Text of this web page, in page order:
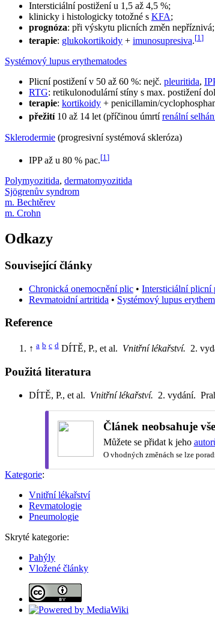
Intersticiální postižení u 1,5 až 4,5 %;
klinicky i histologicky totožné s KFA;
prognóza: při výskytu plicních změn nepříznivá;
terapie: glukokortikoidy + imunosupresiva.[1]
Systémový lupus erythematodes
Plicní postižení v 50 až 60 %: nejč. pleuritida,
RTG: retikulonodulární stíny s max. postižení
terapie: kortikoidy + penicillamin/
přežití10 až 14 let (příčinou úmrtí renální
Sklerodermie (progresivní systémová skleróza)
IPP až u 80 % pac.[1 ]
Polymyozitida, dermatomyozitida
Sjögrenův syndrom
m. Bechtěrev
m. Crohn
Odkazy
Související články
Chronická onemocnění plic • Intersticiální plicní
Revmatoidní artritida • Systémový lupus
Reference
↑ a b c d DÍTĚ, P., et al. Vnitřní lékařství. 2.
Použitá literatura
DÍTĚ, P., et al. Vnitřní lékařství. 2. vydání.
Článek neobsahuje
Můžete se přidat k jeho
O vhodných změnách se lze
Kategorie:
Vnitřní lékařství
Revmatologie
Pneumologie
Skryté kategorie:
Pahýly
Vložené články